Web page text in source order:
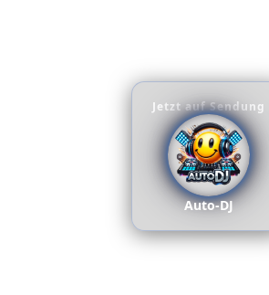
Jetzt auf Sendung
Auto-DJ